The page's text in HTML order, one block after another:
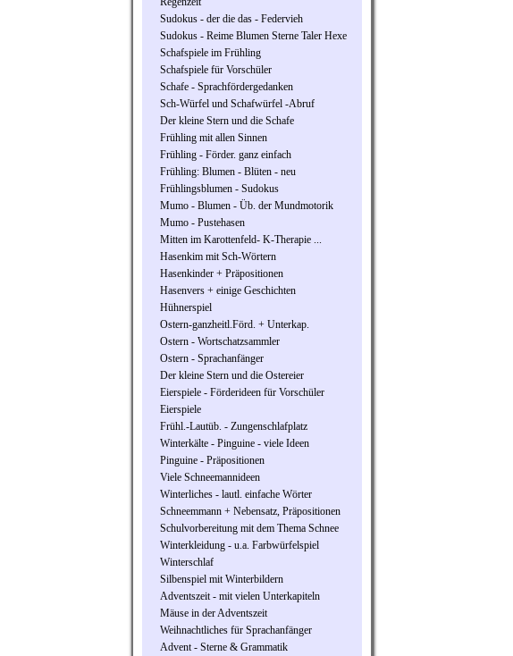
Sudokus - der die das - Federvieh
Sudokus - Reime Blumen Sterne Taler Hexe
Schafspiele im Frühling
Schafspiele für Vorschüler
Schafe - Sprachfördergedanken
Sch-Würfel und Schafwürfel -Abruf
Der kleine Stern und die Schafe
Frühling mit allen Sinnen
Frühling - Förder. ganz einfach
Frühling: Blumen - Blüten - neu
Frühlingsblumen - Sudokus
Mumo - Blumen - Üb. der Mundmotorik
Mumo - Pustehasen
Mitten im Karottenfeld- K-Therapie ...
Hasenkim mit Sch-Wörtern
Hasenkinder + Präpositionen
Hasenvers + einige Geschichten
Hühnerspiel
Ostern-ganzheitl.Förd. + Unterkap.
Ostern - Wortschatzsammler
Ostern - Sprachanfänger
Der kleine Stern und die Ostereier
Eierspiele - Förderideen für Vorschüler
Eierspiele
Frühl.-Lautüb. - Zungenschlafplatz
Winterkälte - Pinguine - viele Ideen
Pinguine - Präpositionen
Viele Schneemannideen
Winterliches - lautl. einfache Wörter
Schneemmann + Nebensatz, Präpositionen
Schulvorbereitung mit dem Thema Schnee
Winterkleidung - u.a. Farbwürfelspiel
Winterschlaf
Silbenspiel mit Winterbildern
Adventszeit - mit vielen Unterkapiteln
Mäuse in der Adventszeit
Weihnachtliches für Sprachanfänger
Advent - Sterne & Grammatik